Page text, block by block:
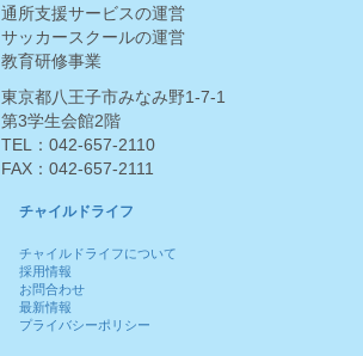
通所支援サービスの運営
サッカースクールの運営
教育研修事業
東京都八王子市みなみ野1-7-1
第3学生会館2階
TEL：042-657-2110
FAX：042-657-2111
チャイルドライフ
チャイルドライフについて
採用情報
お問合わせ
最新情報
プライバシーポリシー